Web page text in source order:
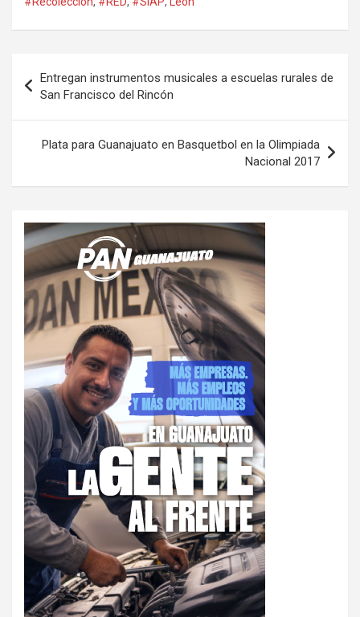
de
entradas
Entregan instrumentos musicales a escuelas rurales de
San Francisco del Rincón
Plata para Guanajuato en Basquetbol en la Olimpiada
Nacional 2017